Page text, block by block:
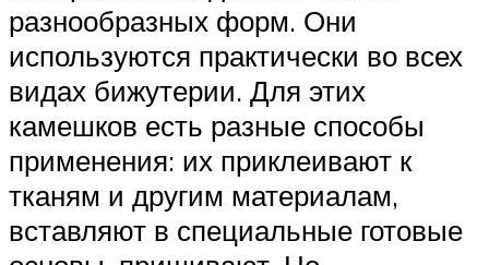
разнообразных форм. Они
используются практически во всех
видах бижутерии. Для этих
камешков есть разные способы
применения: их приклеивают к
тканям и другим материалам,
вставляют в специальные готовые